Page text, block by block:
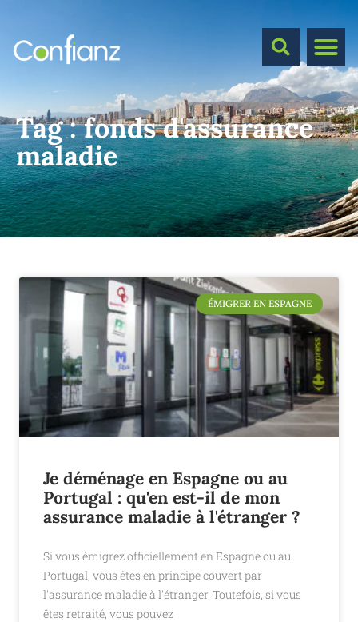
Tag :fonds d'assurance
maladie
ÉMIGRER EN ESPAGNE
Je déménage en Espagne ou au
Portugal : qu'en est-il de mon
assurance maladie à l'étranger ?
Si vous émigrez officiellement en Espagne ou au
Portugal, vous êtes en principe couvert par
l'assurance maladie à l'étranger. Toutefois, si vous
êtes retraité, vous pouvez